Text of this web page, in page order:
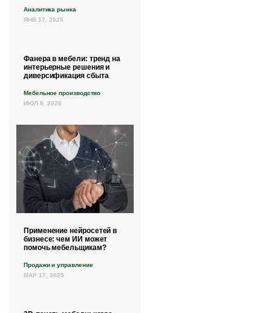
Аналитика рынка
ЯНВ 17, 2025
Фанера в мебели: тренд на
интерьерные решения и
диверсификация сбыта
Мебельное производство
ИЮЛ 8, 2026
Применение нейросетей в
бизнесе: чем ИИ может
помочь мебельщикам?
Продажи и управление
МАР 17, 2025